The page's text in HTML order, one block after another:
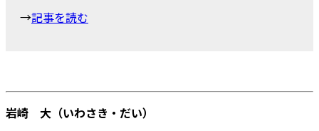
→記事を読む
岩崎 大（いわさき・だい）